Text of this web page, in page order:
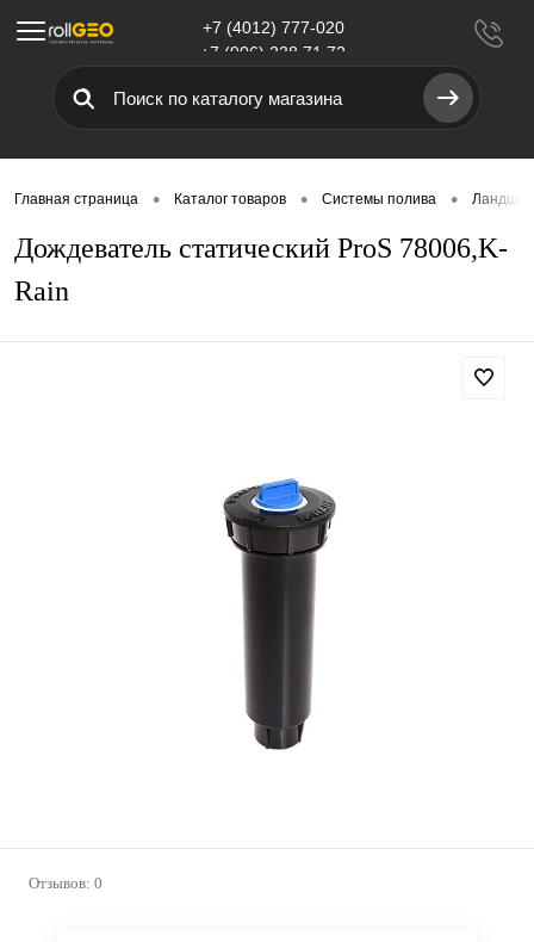
Меню
+7 (4012) 777-020
+7 (906) 238 71 72
Главная страница • Каталог товаров • Системы полива •
Дождеватель статический ProS 78006,K-
Rain
Отзывов: 0